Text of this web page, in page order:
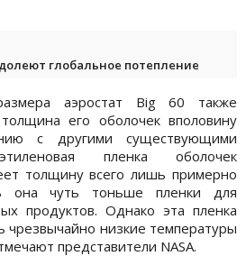
глобальное потепление
аэростат Big 60 также
его оболочек вполовину
с другими существующими
пленка оболочек
толщину всего лишь примерно
она чуть тоньше пленки для
продуктов. Однако эта пленка
чрезвычайно низкие температуры
представители NASA.